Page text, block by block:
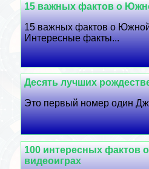
15 важных фактов о
15 важных фактов о
Интересные факты...
Десять лучших
Это первый номер один
100 интересных фактов
видеоиграх